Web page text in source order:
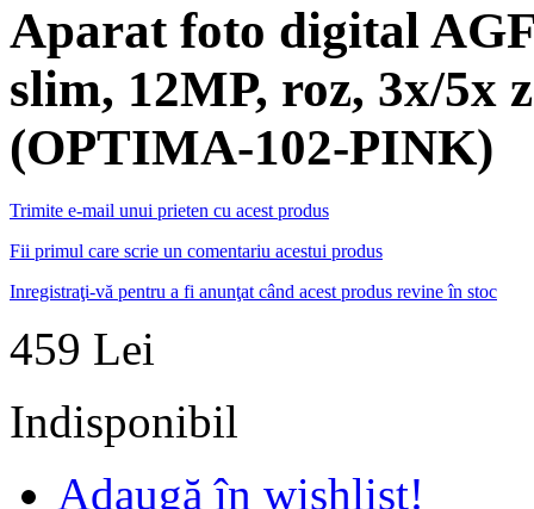
Aparat foto digital
slim, 12MP, roz, 3x/5x
(OPTIMA-102-PINK)
Trimite e-mail unui prieten cu acest produs
Fii primul care scrie un comentariu acestui produs
Inregistraţi-vă pentru a fi anunţat când acest produs revine în stoc
459 Lei
Indisponibil
Adaugă în wishlist!